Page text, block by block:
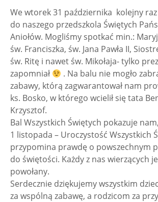
We wtorek 31 października kolejny
do naszego przedszkola Świętych
Aniołów. Mogliśmy spotkać min.:
św. Franciszka, św. Jana Pawła II,
św. Ritę i nawet św. Mikołaja- tylko
zapomniał
. Na balu nie mogło
zabawy, którą zagwarantował nam
ks. Bosko, w którego wcielił się tata
Krzysztof.
Bal Wszystkich Świętych pokazuje
1 listopada – Uroczystość Wszystkich
przypomina prawdę o powszechnym
do świętości. Każdy z nas wierzących
powołany.
Serdecznie dziękujemy wszystkim
za wspólną zabawę, a rodzicom za